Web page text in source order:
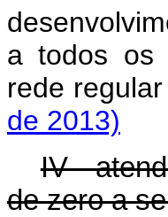
a todos os
rede
de 2013)
IV -
de zero a